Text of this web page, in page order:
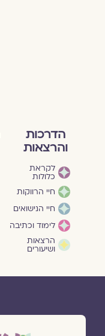
הדרכות
והרצאות
לקראת
כלולות
חיי הרווקות
חיי הנישואים
לימוד וכתיבה
הרצאות
ושיעורים